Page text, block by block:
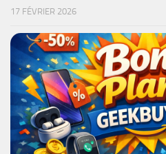
17 FÉVRIER 2026